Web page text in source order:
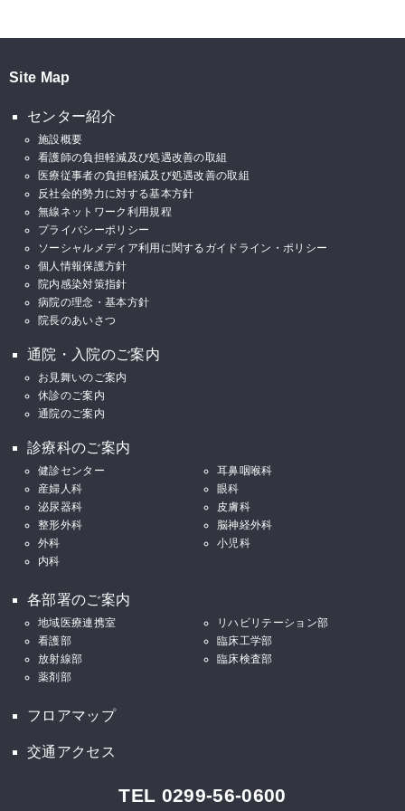
Site Map
センター紹介
施設概要
看護師の負担軽減及び処遇改善の取組
医療従事者の負担軽減及び処遇改善の取組
反社会的勢力に対する基本方針
無線ネットワーク利用規程
プライバシーポリシー
ソーシャルメディア利用に関するガイドライン・ポリシー
個人情報保護方針
院内感染対策指針
病院の理念・基本方針
院長のあいさつ
通院・入院のご案内
お見舞いのご案内
休診のご案内
通院のご案内
診療科のご案内
健診センター
耳鼻咽喉科
産婦人科
眼科
泌尿器科
皮膚科
整形外科
脳神経外科
外科
小児科
内科
各部署のご案内
地域医療連携室
リハビリテーション部
看護部
臨床工学部
放射線部
臨床検査部
薬剤部
フロアマップ
交通アクセス
TEL 0299-56-0600